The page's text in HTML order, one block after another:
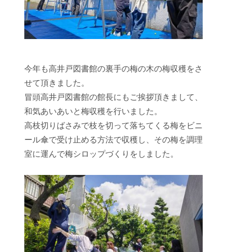
今年も高井戸図書館の裏手の梅の木の梅収穫をさ
せて頂きました。
冒頭高井戸図書館の館長にもご挨拶頂きまして、
和気あいあいと梅収穫を行いました。
高枝切りばさみで枝を切って落ちてくる梅をビニ
ール傘で受け止める方法で収穫し、その梅を調理
室に運んで梅シロップづくりをしました。